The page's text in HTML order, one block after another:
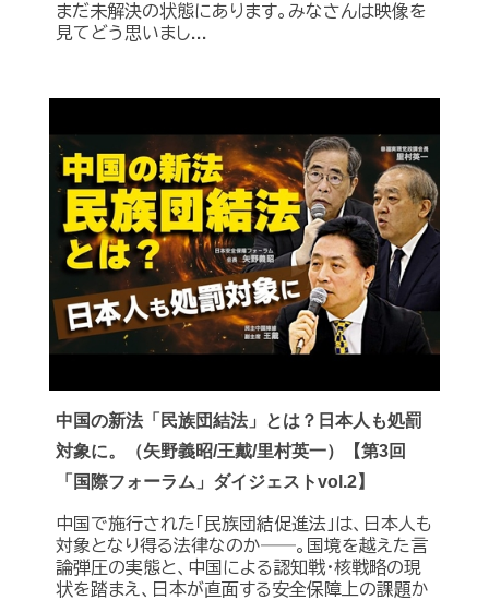
まだ未解決の状態にあります。みなさんは映像を
見てどう思いまし...
中国の新法「民族団結法」とは？日本人も処罰
対象に。（矢野義昭/王戴/里村英一）【第3回
「国際フォーラム」ダイジェストvol.2】
中国で施行された「民族団結促進法」は、日本人も
対象となり得る法律なのか――。国境を越えた言
論弾圧の実態と、中国による認知戦・核戦略の現
状を踏まえ、日本が直面する安全保障上の課題か